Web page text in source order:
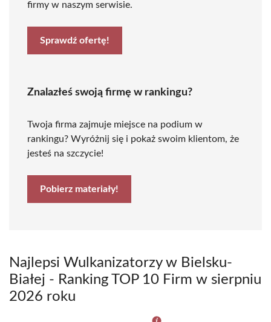
firmy w naszym serwisie.
Sprawdź ofertę!
Znalazłeś swoją firmę w rankingu?
Twoja firma zajmuje miejsce na podium w
rankingu? Wyróżnij się i pokaż swoim klientom, że
jesteś na szczycie!
Pobierz materiały!
Najlepsi Wulkanizatorzy w Bielsku-
Białej - Ranking TOP 10 Firm w sierpniu
2026 roku